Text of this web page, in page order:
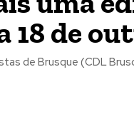
18 de
de Brusque (CDL